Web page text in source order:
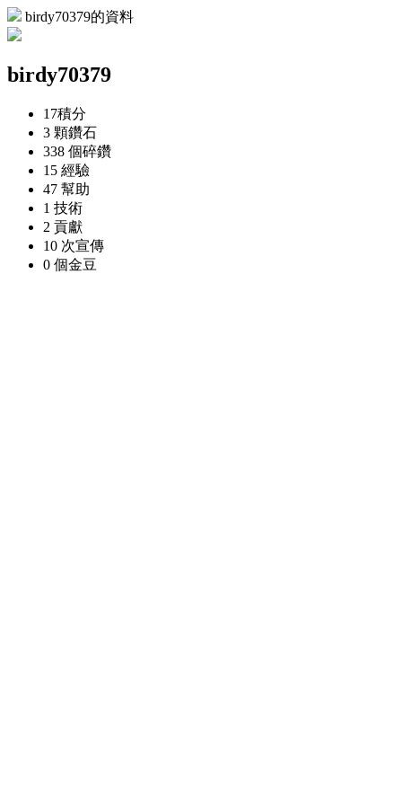
birdy70379的資料
birdy70379
17積分
3 顆鑽石
338 個碎鑽
15 經驗
47 幫助
1 技術
2 貢獻
10 次宣傳
0 個金豆